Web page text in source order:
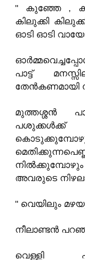
" കുഞ്ഞേ ,
കിലുക്കി
ഓടി ഓടി
പാട്ട്
മുത്തശ്ശൻ
അവരുടെ
" വെയിലും
നീലാണ്ടൻ
വെള്ളി